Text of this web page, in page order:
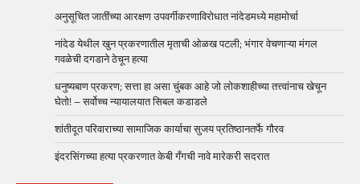
अनुसूचित जातींच्या आरक्षण उपवर्गीकरणाविरोधात नांदेडमध्ये महामोर्चा
नांदेड येथील खुन प्रकरणातील मृताची ओळख पटली; भंगार वेचणाऱ्या मंगल
गवळेची दगडाने ठेचून हत्या
धनुष्यबाण प्रकरण; सत्ता हा असा चुंबक आहे जो लोकशाहीच्या तत्त्वांनाच खेचून
घेतो! – सर्वोच्च न्यायालयात सिबल कडाडले
शांतीदूत परिवाराच्या सामाजिक कार्याचा सुजय प्रतिष्ठानतर्फे गौरव
इंदरसिंगच्या हत्या प्रकरणात केबी गँगची नावे मारेकरी सदरात